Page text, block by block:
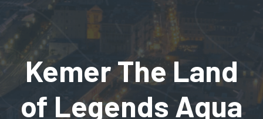
Kemer The Land
of Legends Aqua